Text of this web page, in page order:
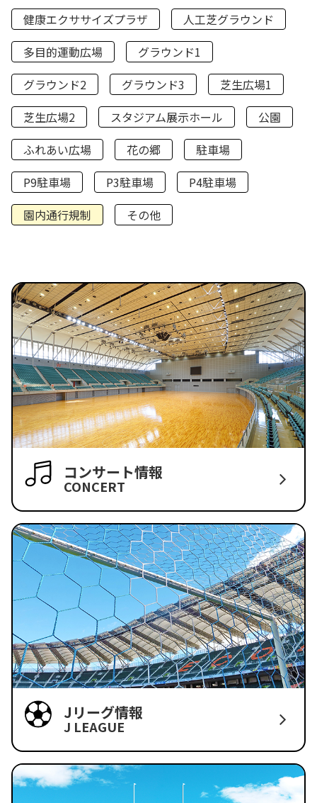
健康エクササイズプラザ
人工芝グラウンド
多目的運動広場
グラウンド1
グラウンド2
グラウンド3
芝生広場1
芝生広場2
スタジアム展示ホール
公園
ふれあい広場
花の郷
駐車場
P9駐車場
P3駐車場
P4駐車場
園内通行規制
その他
コンサート情報
CONCERT
Jリーグ情報
J LEAGUE